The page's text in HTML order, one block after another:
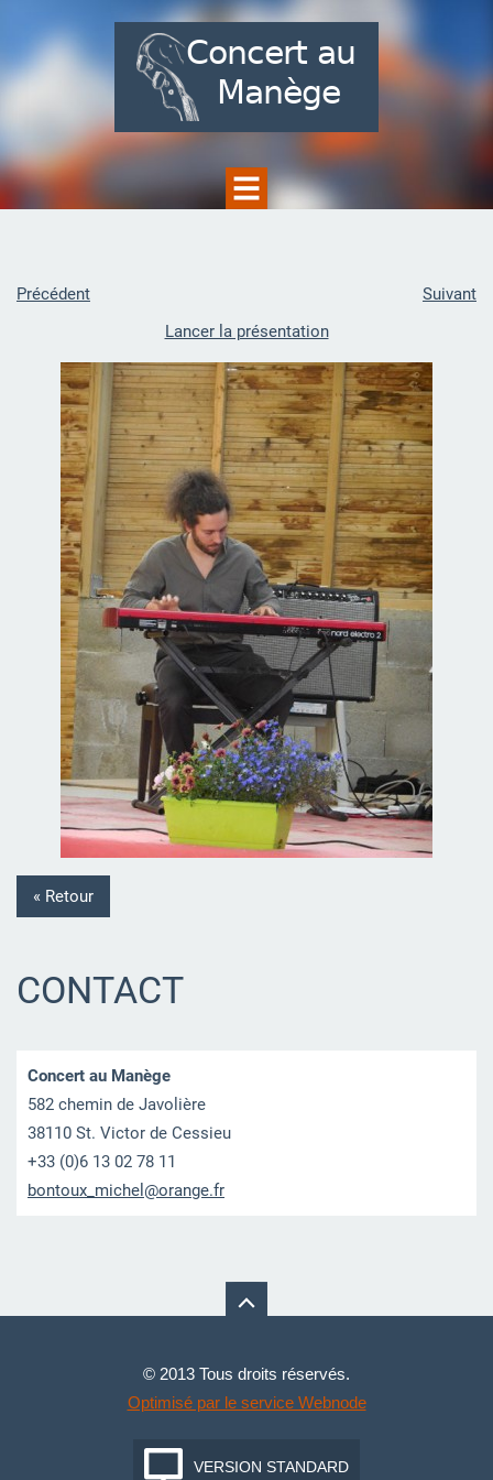
Précédent
Suivant
Lancer la présentation
« Retour
CONTACT
Concert au Manège
582 chemin de Javolière
38110 St. Victor de Cessieu
+33 (0)6 13 02 78 11
bontoux_ michel@orange.fr
© 2013 Tous droits réservés.
Optimisé par le service Webnode
VERSION STANDARD